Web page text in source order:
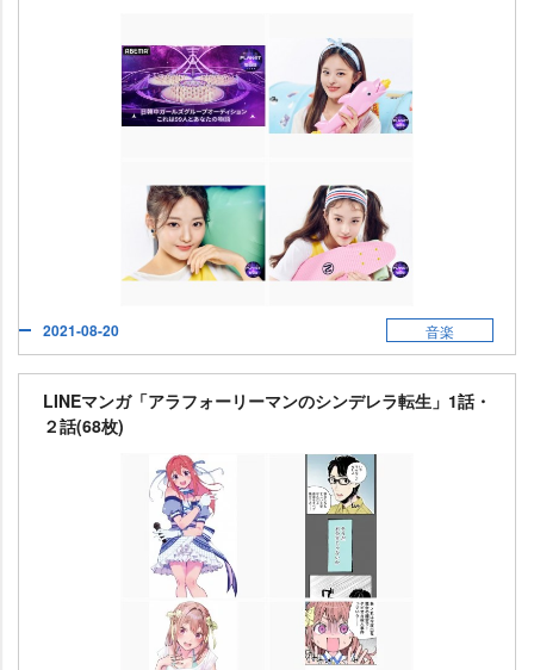
2021-08-20 音楽
LINEマンガ「アラフォーリーマンのシンデレラ転生」1話・
２話(68枚)